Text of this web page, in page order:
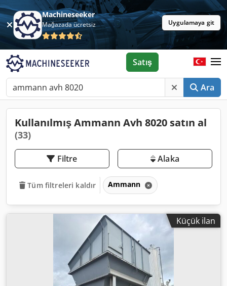
Machineseeker
Mağazada ücretsiz Uygulamaya git
Ara
Satış
Kullanılmış Ammann Avh 8020 satın al
(33)
Filtre Alaka
Tüm filtreleri kaldır Ammann
Küçük ilan